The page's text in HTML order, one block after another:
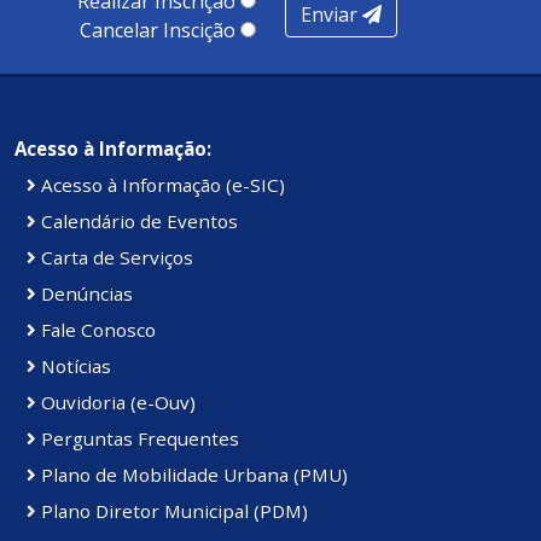
Kennedy.
Cancelar Inscição
Enviar
Acesso à Informação:
Acesso à Informação (e-SIC)
Calendário de Eventos
Carta de Serviços
Denúncias
Fale Conosco
Notícias
Ouvidoria (e-Ouv)
Perguntas Frequentes
Plano de Mobilidade Urbana (PMU)
Plano Diretor Municipal (PDM)